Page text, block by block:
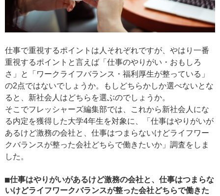
仕事で重視するポイントは人それぞれですが、やはり一番
重視するポイントと言えば「仕事のやりがい・おもしろ
さ」と「ワークライフバランス・福利厚生が整っている」
の2点ではないでしょうか。もしどちらかしか選べないとな
ると、新社会人はどちらを選ぶのでしょうか。
そこでフレッシャーズ編集部では、これから新社会人にな
る内定を獲得した大学4年生を対象に、「仕事はやりがいが
あるけど激務の会社と、仕事はつまらないけどライフワー
クバランスが整った会社どちらで働きたいか」調査をしま
した。
■仕事はやりがいがあるけど激務の会社と、仕事はつまらな
いけどライフワークバランスが整った会社どちらで働きた